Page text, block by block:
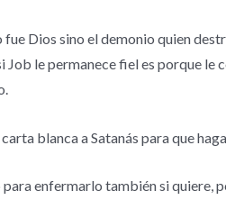
fue Dios sino el demonio quien
Job le permanece fiel es porque
blanca a Satanás para que
enfermarlo también si quiere,